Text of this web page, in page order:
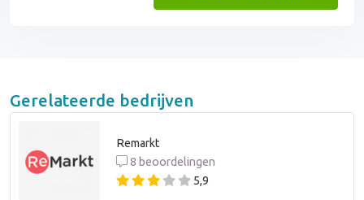
Gerelateerde bedrijven
Remarkt
8 beoordelingen
5,9